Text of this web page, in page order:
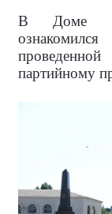
В Доме
партийному